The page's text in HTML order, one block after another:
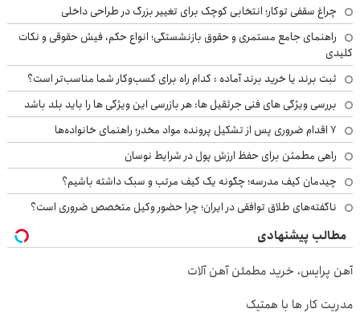
چراغ سقفی توکار؛ انتخابی کوچک برای تغییر بزرگ در طراحی داخلی
راهنمای جامع مستمری و حقوق بازنشستگی؛ انواع حکم، فیش حقوقی و نکات
کلیدی
ثبت برند یا خرید برند آماده : کدام راه برای کسب‌وکار شما مناسب‌تر است؟
بررسی ویژگی های فنی جرثقیل ها: هر بازرسی این ویژگی ها را باید بلد باشد
۷ اقدام ضروری پس از تشکیل پرونده مواد مخدر؛ راهنمای خانواده‌ها
راهی مطمئن برای حفظ ارزش پول در شرایط نوسان
چیدمان کیف مدرسه؛ چگونه یک کیف مرتب و سبک داشته باشیم؟
ناگفته‌های طلاق توافقی در ایران؛ چرا حضور وکیل متخصص ضروری است؟
مطالب پیشنهادی
آهن پرایس، خرید مطمئن آهن آلات
مدریت کار ها با همتیک